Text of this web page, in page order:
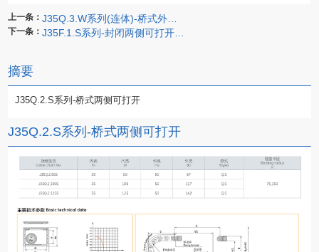
上一条：
下一条：
摘要
J35Q.2.S系列-桥式两侧可打开
J35Q.2.S系列-桥式两侧可打开